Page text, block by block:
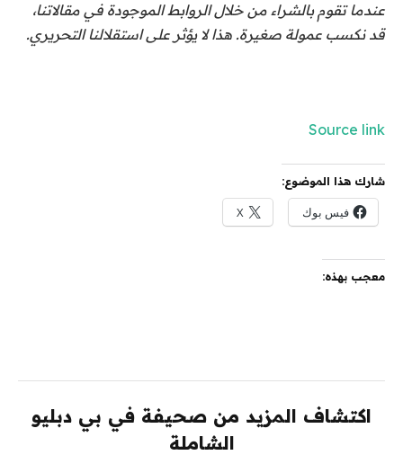
عندما تقوم بالشراء من خلال الروابط الموجودة في مقالاتنا،
قد نكسب عمولة صغيرة. هذا لا يؤثر على استقلالنا التحريري.
Source link
شارك هذا الموضوع:
فيس بوك X
معجب بهذه:
اكتشاف المزيد من صحيفة في بي دبليو
الشاملة